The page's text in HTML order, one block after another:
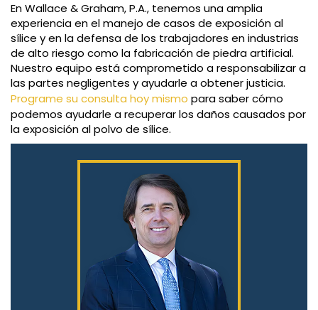
En Wallace & Graham, P.A., tenemos una amplia
experiencia en el manejo de casos de exposición al
sílice y en la defensa de los trabajadores en industrias
de alto riesgo como la fabricación de piedra artificial.
Nuestro equipo está comprometido a responsabilizar a
las partes negligentes y ayudarle a obtener justicia.
Programe su consulta hoy mismo para saber cómo
podemos ayudarle a recuperar los daños causados por
la exposición al polvo de sílice.